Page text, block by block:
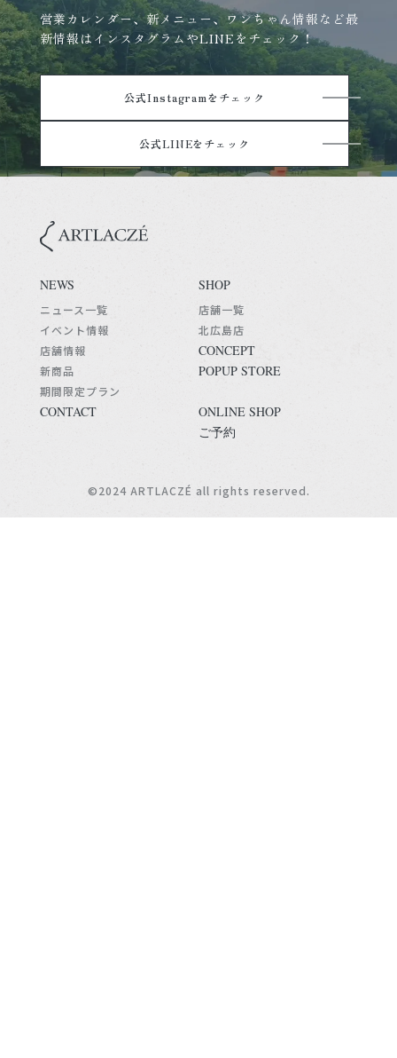
営業カレンダー、新メニュー、ワンちゃん情報など最
新情報はインスタグラムやLINEをチェック！
公式Instagramをチェック
公式LINEをチェック
NEWS
ニュース一覧
イベント情報
店舗情報
新商品
期間限定プラン
SHOP
店舗一覧
北広島店
CONCEPT
POPUP STORE
CONTACT
ONLINE SHOP
ご予約
©︎2024 ARTLACZÉ all rights reserved.